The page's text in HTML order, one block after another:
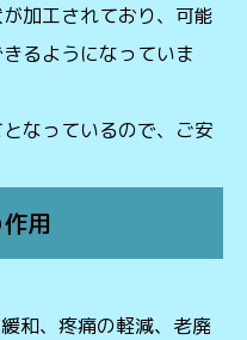
加工されており、可能
るようになっていま
なっているので、ご安
用
和、疼痛の軽減、老廃